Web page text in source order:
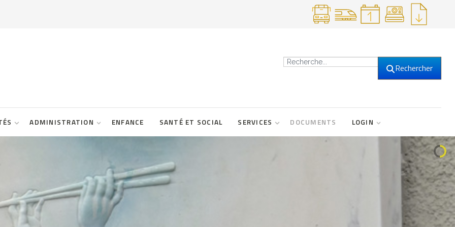
Recherche
Rechercher
ADMINISTRATION ENFANCE SANTÉ ET SOCIAL SERVICES DOCUMENTS LOGIN